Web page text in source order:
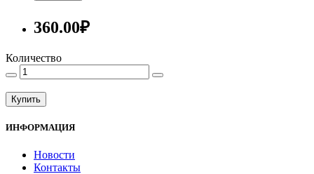
360.00₽
Количество
Купить
ИНФОРМАЦИЯ
Новости
Контакты